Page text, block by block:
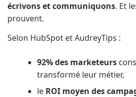
écrivons et communiquons. Et
prouvent.
Selon HubSpot etAudreyTips :
92% des marketeurs
transformé leur métier,
le ROI moyen des